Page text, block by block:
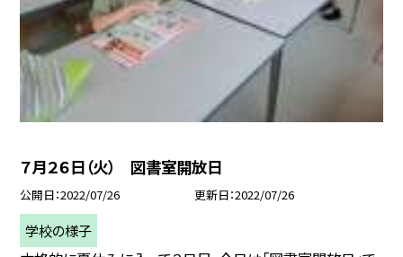
７月２６日（火） 図書室開放日
公開日 2022/07/26 更新日 2022/07/26
学校の様子